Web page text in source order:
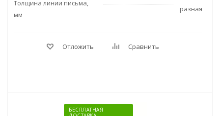
Толщина линии письма,
мм
разная
Отложить Сравнить
БЕСПЛАТНАЯ